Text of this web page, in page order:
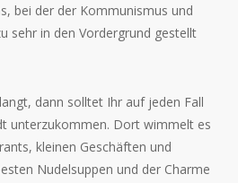
bei der der Kommunismus und
sehr in den Vordergrund gestellt
dann solltet Ihr auf jeden Fall
unterzukommen. Dort wimmelt es
kleinen Geschäften und
Nudelsuppen und der Charme